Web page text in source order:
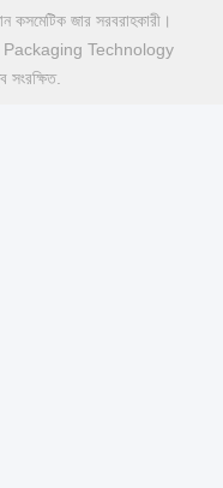
কসমেটিক জার সরবরাহকারী।
Packaging Technology